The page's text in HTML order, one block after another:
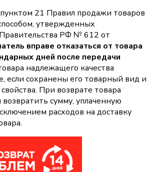
21 Правил продажи товаров
утвержденных
РФ № 612 от
вправе отказаться от товара
дней после передачи
надлежащего качества
если сохранены его товарный вид и
При возврате товара
сумму, уплаченную
расходов на доставку